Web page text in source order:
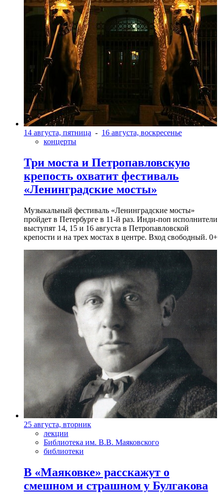
14 августа, пятница - 16 августа, воскресенье
концерты
Три моста и Петропавловскую
крепость охватит фестиваль
«Ленинградские мосты»
Музыкальный фестиваль «Ленинградские мосты»
пройдет в Петербурге в 11-й раз. Инди-поп исполнители
выступят 14, 15 и 16 августа в Петропавловской
крепости и на трех мостах в центре. Вход свободный. 0+
25 августа, вторник
лекции
Библиотека им. В.В. Маяковского
библиотеки
В «Маяковке» расскажут о
смешном и страшном у Булгакова